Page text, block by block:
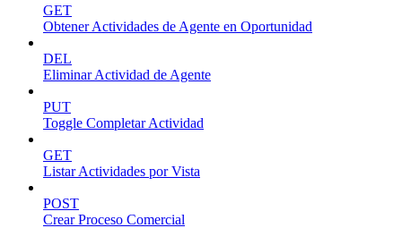
GET
Obtener Actividades de Agente en Oportunidad
DEL
Eliminar Actividad de Agente
PUT
Toggle Completar Actividad
GET
Listar Actividades por Vista
POST
Crear Proceso Comercial